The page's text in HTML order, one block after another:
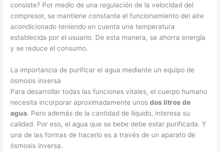
consiste? Por medio de una regulación de la velocidad del
compresor, se mantiene constante el funcionamiento del aire
acondicionado teniendo en cuenta una temperatura
establecida por el usuario. De esta manera, se ahorra energía
y se reduce el consumo.
La importancia de purificar el agua mediante un equipo de
ósmosis inversa
Para desarrollar todas las funciones vitales, el cuerpo humano
necesita incorporar aproximadamente unosdos litros de
agua. Pero además de la cantidad de líquido, interesa su
calidad. Por eso, el agua que se bebe debe estar purificada. Y
una de las formas de hacerlo es a través de un aparato de
ósmosis inversa.